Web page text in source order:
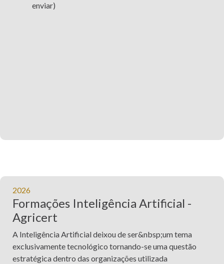
enviar)
2026
Formações Inteligência Artificial -
Agricert
A Inteligência Artificial deixou de ser&nbsp;um tema
exclusivamente tecnológico tornando-se uma questão
estratégica dentro das organizações utilizada